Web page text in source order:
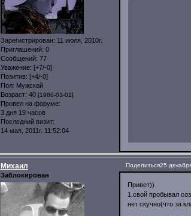
Зарегистрирован: 11 июля, 2010г.
Приглашений: 0
Сообщений: 77
Уважение: [+7/-0]
Позитив: [+4/-0]
Пол: Мужской
Возраст: 40 [1986-03-01]
Провел на форуме:
3 дня 19 часов
Последний визит:
14 мая, 2011г. 11:52:04
Поделиться25
Михаил
Заблокирован
Привет))
1.свой пробывал
нет скучно(что за